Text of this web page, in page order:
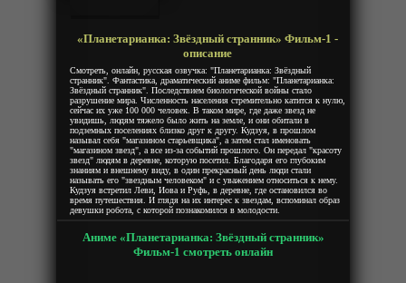
«Планетарианка: Звёздный странник» Фильм-1 -
описание
Смотреть, онлайн, русская озвучка: "Планетарианка: Звёздный
странник". Фантастика, драматический аниме фильм: "Планетарианка:
Звёздный странник". Последствием биологической войны стало
разрушение мира. Численность населения стремительно катится к нулю,
сейчас их уже 100 000 человек. В таком мире, где даже звезд не
увидишь, людям тяжело было жить на земле, и они обитали в
подземных поселениях близко друг к другу. Кудзуя, в прошлом
называл себя "магазином старьевщика", а затем стал именовать
"магазином звезд", а все из-за событий прошлого. Он передал "красоту
звезд" людям в деревне, которую посетил. Благодаря его глубоким
знаниям и внешнему виду, в один прекрасный день люди стали
называть его "звездным человеком" и с уважением относиться к нему.
Кудзуя встретил Леви, Иова и Руфь, в деревне, где остановился во
время путешествия. И глядя на их интерес к звездам, вспоминал образ
девушки робота, с которой познакомился в молодости.
Аниме «Планетарианка: Звёздный странник»
Фильм-1 смотреть онлайн